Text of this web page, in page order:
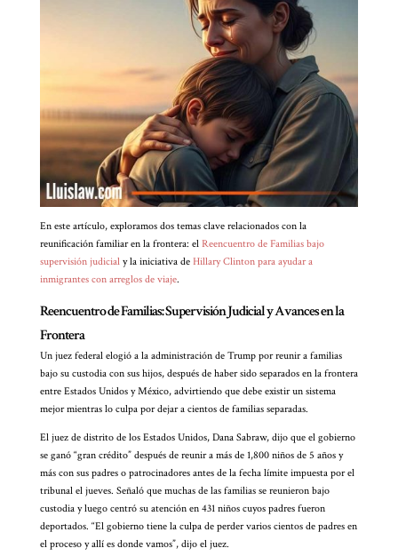
En este artículo, exploramos dos temas clave relacionados con la
reunificación familiar en la frontera: el Reencuentro de Familias bajo
supervisión judicialy la iniciativa de Hillary Clinton para ayudar a
inmigrantes con arreglos de viaje.
Reencuentro de Familias: Supervisión Judicial y Avances en la
Frontera
Un juez federal elogió a la administración de Trump por reunir a familias
bajo su custodia con sus hijos, después de haber sido separados en la frontera
entre Estados Unidos y México, advirtiendo que debe existir un sistema
mejor mientras lo culpa por dejar a cientos de familias separadas.
El juez de distrito de los Estados Unidos, Dana Sabraw, dijo que el gobierno
se ganó “gran crédito” después de reunir a más de 1,800 niños de 5 años y
más con sus padres o patrocinadores antes de la fecha límite impuesta por el
tribunal el jueves. Señaló que muchas de las familias se reunieron bajo
custodia y luego centró su atención en 431 niños cuyos padres fueron
deportados. “El gobierno tiene la culpa de perder varios cientos de padres en
el proceso y allí es donde vamos”, dijo el juez.